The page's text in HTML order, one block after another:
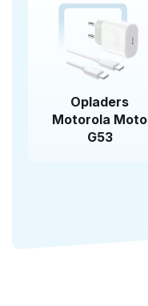
Opladers
Motorola Moto
G53